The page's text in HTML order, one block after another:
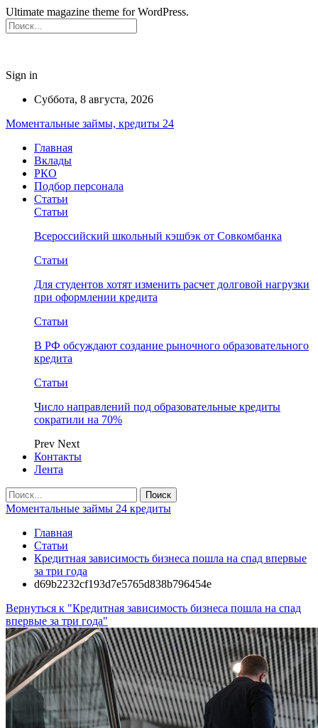
Ultimate magazine theme for WordPress.
Sign in
Суббота, 8 августа, 2026
Моментальные займы, кредиты 24
Главная
Вклады
РКО
Подбор персонала
Статьи
Статьи
Всероссийский школьный кэшбэк от Совкомбанка
Статьи
Для студентов хотят изменить расчет долговой нагрузки
при оформлении кредита
Статьи
В РФ обсуждают создание рыночного образовательного
кредита
Статьи
Число направлений под образовательные кредиты
сократили на 70%
Prev Next
Контакты
Лента
Моментальные займы 24 кредиты
Главная
Статьи
Кредитная зависимость бизнеса пошла на спад впервые
за три года
d69b2232cf193d7e5765d838b796454e
Вернуться к "Кредитная зависимость бизнеса пошла на спад
впервые за три года"